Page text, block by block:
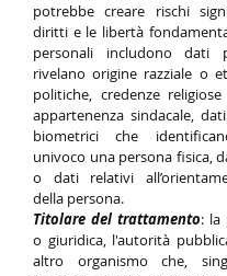
potrebbe creare rischi
diritti e le libertà
personali includono dati
rivelano origine razziale o
politiche, credenze
appartenenza sindacale,
biometrici che
univoco una persona fisica,
o dati relativi
della persona.
Titolare del trattamento: la
o giuridica, l'autorità
altro organismo che,